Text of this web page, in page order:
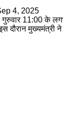
4, 2025
गुरुवार 11:00 के
दौरान